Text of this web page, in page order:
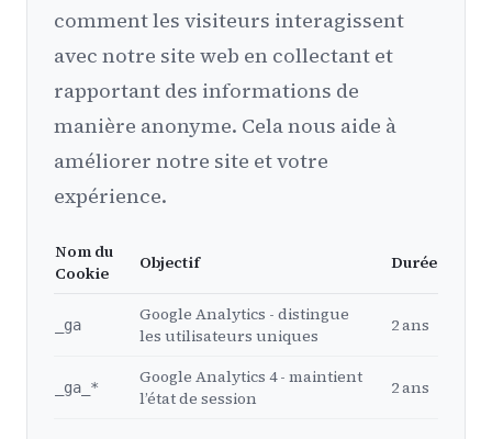
comment les visiteurs interagissent
avec notre site web en collectant et
rapportant des informations de
manière anonyme. Cela nous aide à
améliorer notre site et votre
expérience.
Nom du
Cookie
Objectif Durée
_ga
Google Analytics - distingue
les utilisateurs uniques
2 ans
_ga_*
Google Analytics 4 - maintient
l’état de session
2 ans